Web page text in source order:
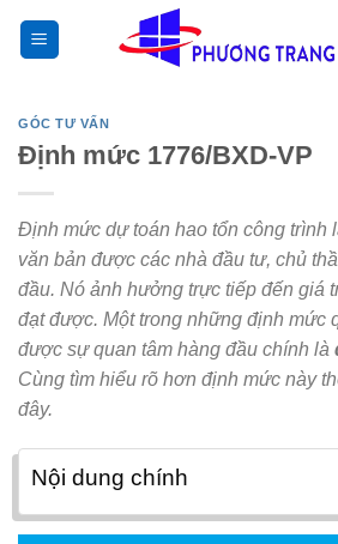
đến
GÓC TƯ VẤN
Định mức 1776/BXD-VP
Định mức dự toán hao tổn công trình
văn bản được các nhà đầu tư, chủ
đầu. Nó ảnh hưởng trực tiếp đến giá
đạt được. Một trong những định mức
được sự quan tâm hàng đầu chính là
Cùng tìm hiểu rõ hơn định mức này
đây.
Nội dung chính